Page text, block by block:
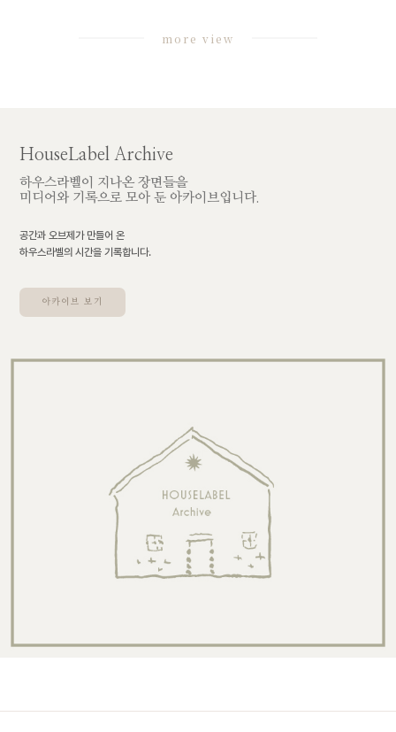
more view
HouseLabel Archive
하우스라벨이 지나온 장면들을
미디어와 기록으로 모아 둔 아카이브입니다.
공간과 오브제가 만들어 온
하우스라벨의 시간을 기록합니다.
아카이브 보기